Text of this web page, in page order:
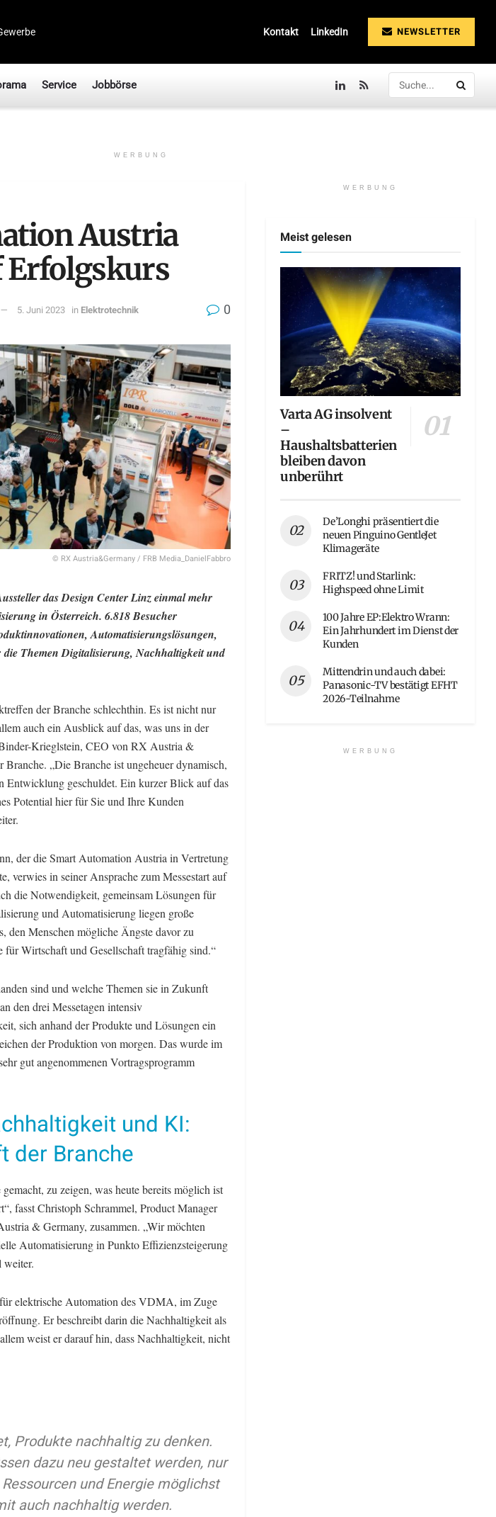
Kontakt LinkedIn NEWSLETTER
Service Jobbörse
WERBUNG
Austria
5. Juni 2023 in Elektrotechnik 0
© RX Austria&Germany / FRB Media_DanielFabbro
das Design Center Linz einmal mehr
in Österreich. 6.818 Besucher
Automatisierungslösungen,
Themen Digitalisierung, Nachhaltigkeit und
der Branche schlechthin. Es ist nicht nur
auch ein Ausblick auf das, was uns in der
Krieglstein, CEO von RX Austria &
Branche. „Die Branche ist ungeheuer dynamisch,
Entwicklung geschuldet. Ein kurzer Blick auf das
Potential hier für Sie und Ihre Kunden
der die Smart Automation Austria in Vertretung
verwies in seiner Ansprache zum Messestart auf
die Notwendigkeit, gemeinsam Lösungen für
und Automatisierung liegen große
den Menschen mögliche Ängste davor zu
für Wirtschaft und Gesellschaft tragfähig sind.“
sind und welche Themen sie in Zukunft
den drei Messetagen intensiv
sich anhand der Produkte und Lösungen ein
der Produktion von morgen. Das wurde im
gut angenommenen Vortragsprogramm
und KI:
der Branche
zu zeigen, was heute bereits möglich ist
fasst Christoph Schrammel, Product Manager
& Germany, zusammen. „Wir möchten
Automatisierung in Punkto Effizienzsteigerung
weiter.
elektrische Automation des VDMA, im Zuge
Er beschreibt darin die Nachhaltigkeit als
weist er darauf hin, dass Nachhaltigkeit, nicht
Produkte nachhaltig zu denken.
dazu neu gestaltet werden, nur
und Energie möglichst
auch nachhaltig werden.
WERBUNG
Meist gelesen
Varta AG insolvent
–
Haushaltsbatterien
bleiben davon
unberührt
De’Longhi präsentiert die
neuen Pinguino GentleJet
Klimageräte
FRITZ! und Starlink:
Highspeed ohne Limit
100 Jahre EP:Elektro Wrann:
Ein Jahrhundert im Dienst der
Kunden
Mittendrin und auch dabei:
Panasonic-TV bestätigt EFHT
2026-Teilnahme
WERBUNG